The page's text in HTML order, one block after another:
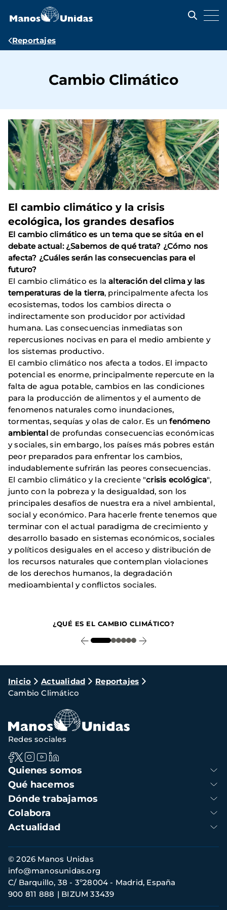
contenido
Ruta
Reportajes
Cambio Climático
El cambio climático y la crisis
ecológica, los grandes desafios
El cambio climático es un tema que se sitúa en el
debate actual: ¿Sabemos de qué trata? ¿Cómo nos
afecta? ¿Cuáles serán las consecuencias para el
futuro?
El cambio climático es laalteración del clima y las
temperaturas de la tierra, principalmente afecta los
ecosistemas, todos los cambios directa o
indirectamente son producidor por actividad
humana. Las consecuencias inmediatas son
repercusiones nocivas en para el medio ambiente y
los sistemas productivo.
El cambio climático nos afecta a todos. El impacto
potencial es enorme, principalmente repercute en la
falta de agua potable, cambios en las condiciones
para la producción de alimentos y el aumento de
fenomenos naturales como inundaciones,
tormentas, sequías y olas de calor. Es unfenómeno
ambiental de profundas consecuencias económicas
y sociales, sin embargo, los países más pobres están
peor preparados para enfrentar los cambios,
indudablemente sufrirán las peores consecuencias.
El cambio climático y la creciente "crisis ecológica",
junto con la pobreza y la desigualdad, son los
principales desafíos de nuestra era a nivel ambiental,
social y económico. Para hacerle frente tenemos que
terminar con el actual paradigma de crecimiento y
desarrollo basado en sistemas económicos, sociales
y políticos desiguales en el acceso y distribución de
los recursos naturales que contemplan violaciones
de los derechos humanos, la degradación
medioambiental y conflictos sociales.
¿QUÉ ES EL CAMBIO CLIMÁTICO?
Ruta
de
navegación
Inicio Actualidad
Reportajes
Cambio Climático
Navegación
principal
Quienes somos
Qué hacemos
Dónde trabajamos
Colabora
Actualidad
Redes sociales
Información
de
contacto
© 2026 Manos Unidas
C/ Barquillo, 38 - 3º28004 - Madrid, España
900 811 888
BIZUM 33439
info@manosunidas.org